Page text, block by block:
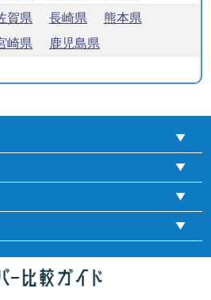
賀県 長崎県
熊本県
崎県
鹿児島県